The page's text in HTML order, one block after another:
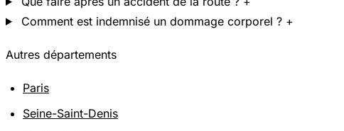
Comment est indemnisé un dommage corporel ? +
Autres départements
Paris
Seine-Saint-Denis